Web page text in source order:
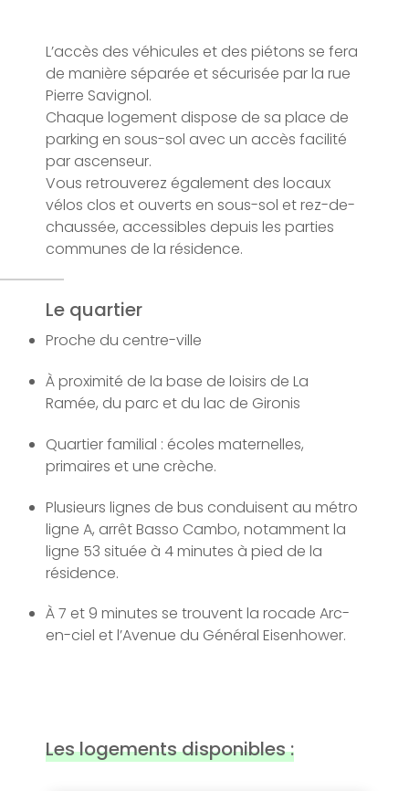
L’accès des véhicules et des piétons se fera
de manière séparée et sécurisée par la rue
Pierre Savignol.
Chaque logement dispose de sa place de
parking en sous-sol avec un accès facilité
par ascenseur.
Vous retrouverez également des locaux
vélos clos et ouverts en sous-sol et rez-de-
chaussée, accessibles depuis les parties
communes de la résidence.
Le quartier
Proche du centre-ville
À proximité de la base de loisirs de La
Ramée, du parc et du lac de Gironis
Quartier familial : écoles maternelles,
primaires et une crèche.
Plusieurs lignes de bus conduisent au métro
ligne A, arrêt Basso Cambo, notamment la
ligne 53 située à 4 minutes à pied de la
résidence.
À 7 et 9 minutes se trouvent la rocade Arc-
en-ciel et l’Avenue du Général Eisenhower.
Les logements disponibles :